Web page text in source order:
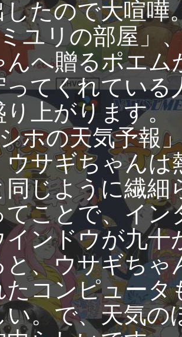
したので大喧嘩
ユリの部屋」
んへ贈るポエ
ってくれている
り上がります。
ホの天気予報
ウサギちゃんは
同じように繊細
てことで、イ
インドウが九十
と、ウサギちゃ
たコンピュー
い。で、天気の